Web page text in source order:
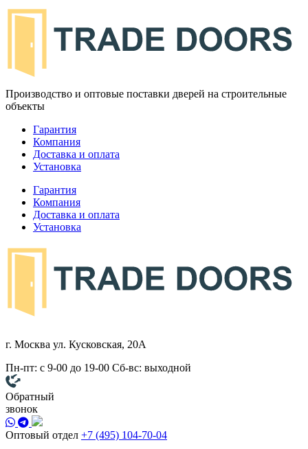
Производство и оптовые поставки дверей на строительные
объекты
Гарантия
Компания
Доставка и оплата
Установка
Гарантия
Компания
Доставка и оплата
Установка
г. Москва ул. Кусковская, 20А
Пн-пт: с 9-00 до 19-00 Сб-вс: выходной
Обратный
звонок
Оптовый отдел +7 (495) 104-70-04